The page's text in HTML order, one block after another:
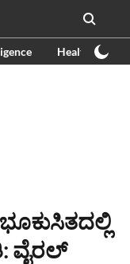
Health
ವೈರಲ್